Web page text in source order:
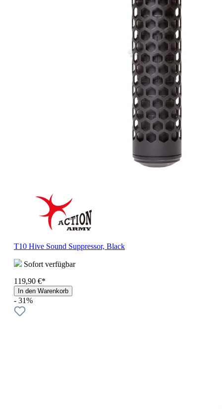
T10 Hive Sound Suppressor, Black
Sofort verfügbar
119,90 €*
In den Warenkorb
- 31%